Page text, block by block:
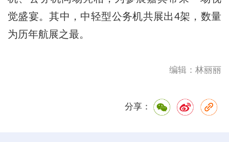
觉盛宴。其中，中轻型公务机共展出4架，数量
为历年航展之最。
编辑：林丽丽
分享：